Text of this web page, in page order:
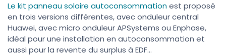
Le kit panneau solaire autoconsommationest proposé
en trois versions différentes, avec onduleur central
Huawei, avec micro onduleur APSystems ou Enphase,
idéal pour une installation en autoconsommation et
aussi pour la revente du surplus à EDF...